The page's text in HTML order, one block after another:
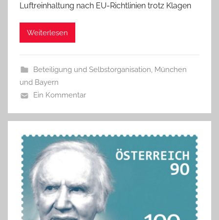
Luftreinhaltung nach EU-Richtlinien trotz Klagen
Weiterlesen
Beteiligung und Selbstorganisation, München
und Bayern
Ein Kommentar